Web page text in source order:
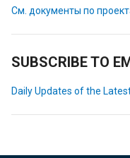
См. документы по
SUBSCRIBE TO
Daily Updates of the